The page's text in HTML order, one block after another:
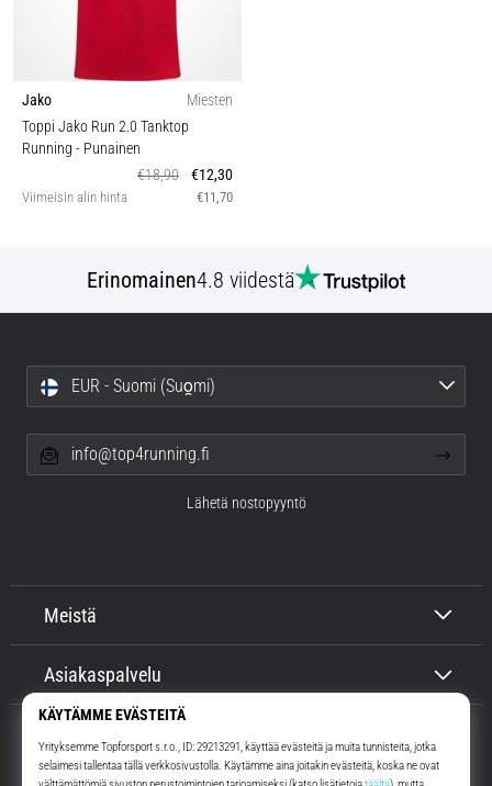
Jako
Miesten
Toppi Jako Run 2.0 Tanktop
Running - Punainen
€18,90
€12,30
Viimeisin alin hinta €11,70
Erinomainen4.8 viidestä
Meistä
Asiakaspalvelu
EUR - Suomi (Suo̯mi)
info@top4running.fi
Lähetä nostopyyntö